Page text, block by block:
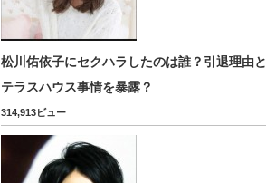
松川佑依子にセクハラしたのは誰？引退理由と
テラスハウス事情を暴露？
314,913ビュー